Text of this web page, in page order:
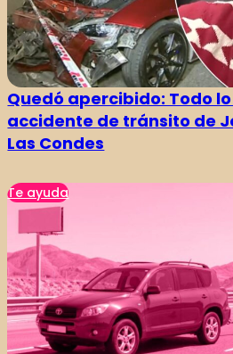
Quedó apercibido: Todo
accidente de tránsito de
Las Condes
Te ayuda